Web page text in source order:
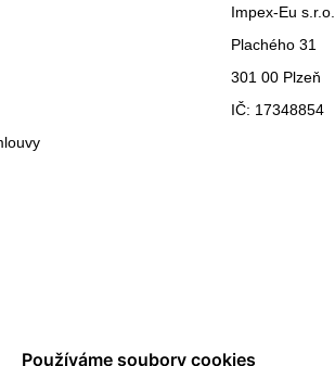
Používáme soubory cookies
Impex-Eu s.r.o.
Plachého 31
301 00 Plzeň
IČ: 17348854